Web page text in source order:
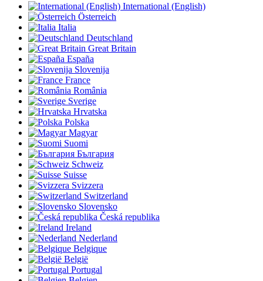
International (English)
Österreich
Italia
Deutschland
Great Britain
España
Slovenija
France
România
Sverige
Hrvatska
Polska
Magyar
Suomi
България
Schweiz
Suisse
Svizzera
Switzerland
Slovensko
Česká republika
Ireland
Nederland
Belgique
België
Portugal